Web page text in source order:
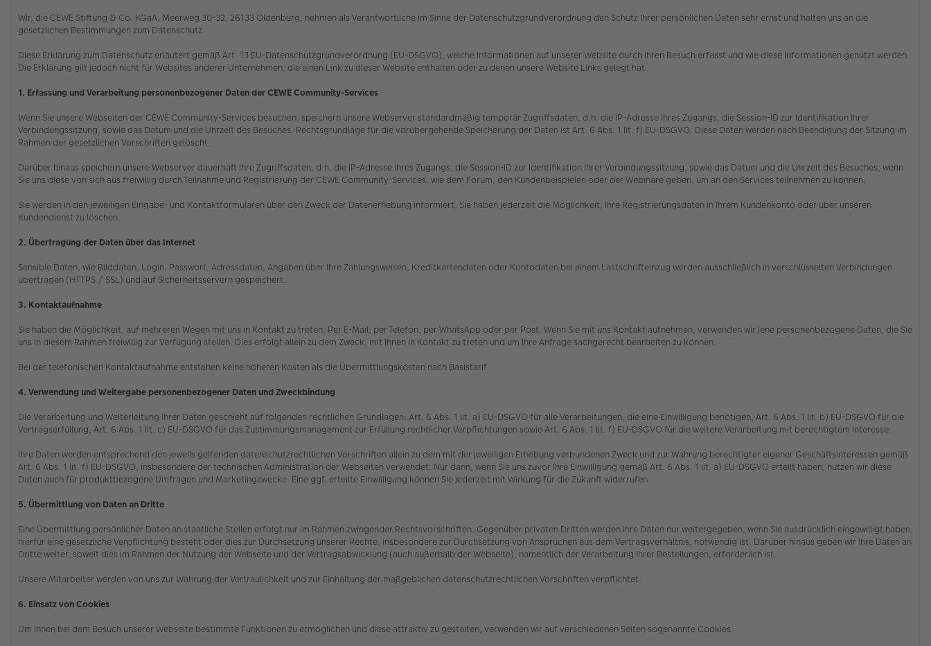
Wir, die CEWE Stiftung & Co. KGaA, Meerweg 30-32, 26133 Oldenburg, nehmen als Verantwortliche im Sinne der Datenschutzgrundverordnung den Schutz Ihrer persönlichen Daten sehr ernst und halten uns an die
gesetzlichen Bestimmungen zum Datenschutz.
Diese Erklärung zum Datenschutz erläutert gemäß Art. 13 EU-Datenschutzgrundverordnung (EU-DSGVO), welche Informationen auf unserer Website durch Ihren Besuch erfasst und wie diese Informationen genutzt werden.
Die Erklärung gilt jedoch nicht für Websites anderer Unternehmen, die einen Link zu dieser Website enthalten oder zu denen unsere Website Links gelegt hat.
1. Erfassung und Verarbeitung personenbezogener Daten der CEWE Community-Services
Wenn Sie unsere Webseiten der CEWE Community-Services besuchen, speichern unsere Webserver standardmäßig temporär Zugriffsdaten, d.h. die IP-Adresse Ihres Zugangs, die Session-ID zur Identifikation Ihrer
Verbindungssitzung, sowie das Datum und die Uhrzeit des Besuches. Rechtsgrundlage für die vorübergehende Speicherung der Daten ist Art. 6 Abs. 1 lit. f) EU-DSGVO. Diese Daten werden nach Beendigung der Sitzung im
Rahmen der gesetzlichen Vorschriften gelöscht.
Darüber hinaus speichern unsere Webserver dauerhaft Ihre Zugriffsdaten, d.h. die IP-Adresse Ihres Zugangs, die Session-ID zur Identifikation Ihrer Verbindungssitzung, sowie das Datum und die Uhrzeit des Besuches, wenn
Sie uns diese von sich aus freiwillig durch Teilnahme und Registrierung der CEWE Community-Services, wie dem Forum, den Kundenbeispielen oder der Webinare geben, um an den Services teilnehmen zu können.
Sie werden in den jeweiligen Eingabe- und Kontaktformularen über den Zweck der Datenerhebung informiert. Sie haben jederzeit die Möglichkeit, Ihre Registrierungsdaten in Ihrem Kundenkonto oder über unseren
Kundendienst zu löschen.
2. Übertragung der Daten über das Internet
Sensible Daten, wie Bilddaten, Login, Passwort, Adressdaten, Angaben über Ihre Zahlungsweisen, Kreditkartendaten oder Kontodaten bei einem Lastschrifteinzug werden ausschließlich in verschlüsselten Verbindungen
übertragen (HTTPS / SSL) und auf Sicherheitsservern gespeichert.
3. Kontaktaufnahme
Sie haben die Möglichkeit, auf mehreren Wegen mit uns in Kontakt zu treten: Per E-Mail, per Telefon, per WhatsApp oder per Post. Wenn Sie mit uns Kontakt aufnehmen, verwenden wir jene personenbezogene Daten, die Sie
uns in diesem Rahmen freiwillig zur Verfügung stellen. Dies erfolgt allein zu dem Zweck, mit Ihnen in Kontakt zu treten und um Ihre Anfrage sachgerecht bearbeiten zu können.
Bei der telefonischen Kontaktaufnahme entstehen keine höheren Kosten als die Übermittlungskosten nach Basistarif.
4. Verwendung und Weitergabe personenbezogener Daten und Zweckbindung
Die Verarbeitung und Weiterleitung Ihrer Daten geschieht auf folgenden rechtlichen Grundlagen: Art. 6 Abs. 1 lit. a) EU-DSGVO für alle Verarbeitungen, die eine Einwilligung benötigen, Art. 6 Abs. 1 lit. b) EU-DSGVO für die
Vertragserfüllung, Art. 6 Abs. 1 lit. c) EU-DSGVO für das Zustimmungsmanagement zur Erfüllung rechtlicher Verpflichtungen sowie Art. 6 Abs. 1 lit. f) EU-DSGVO für die weitere Verarbeitung mit berechtigtem Interesse.
Ihre Daten werden entsprechend den jeweils geltenden datenschutzrechtlichen Vorschriften allein zu dem mit der jeweiligen Erhebung verbundenen Zweck und zur Wahrung berechtigter eigener Geschäftsinteressen gemäß
Art. 6 Abs. 1 lit. f) EU-DSGVO, insbesondere der technischen Administration der Webseiten verwendet. Nur dann, wenn Sie uns zuvor Ihre Einwilligung gemäß Art. 6 Abs. 1 lit. a) EU-DSGVO erteilt haben, nutzen wir diese
Daten auch für produktbezogene Umfragen und Marketingzwecke. Eine ggf. erteilte Einwilligung können Sie jederzeit mit Wirkung für die Zukunft widerrufen.
5. Übermittlung von Daten an Dritte
Eine Übermittlung persönlicher Daten an staatliche Stellen erfolgt nur im Rahmen zwingender Rechtsvorschriften. Gegenüber privaten Dritten werden Ihre Daten nur weitergegeben, wenn Sie ausdrücklich eingewilligt haben,
hierfür eine gesetzliche Verpflichtung besteht oder dies zur Durchsetzung unserer Rechte, insbesondere zur Durchsetzung von Ansprüchen aus dem Vertragsverhältnis, notwendig ist. Darüber hinaus geben wir Ihre Daten an
Dritte weiter, soweit dies im Rahmen der Nutzung der Webseite und der Vertragsabwicklung (auch außerhalb der Webseite), namentlich der Verarbeitung Ihrer Bestellungen, erforderlich ist.
Unsere Mitarbeiter werden von uns zur Wahrung der Vertraulichkeit und zur Einhaltung der maßgeblichen datenschutzrechtlichen Vorschriften verpflichtet.
6. Einsatz von Cookies
Um Ihnen bei dem Besuch unserer Webseite bestimmte Funktionen zu ermöglichen und diese attraktiv zu gestalten, verwenden wir auf verschiedenen Seiten sogenannte Cookies.